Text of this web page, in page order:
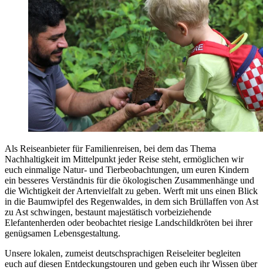
Als Reiseanbieter für Familienreisen, bei dem das Thema
Nachhaltigkeit im Mittelpunkt jeder Reise steht, ermöglichen wir
euch einmalige Natur- und Tierbeobachtungen, um euren Kindern
ein besseres Verständnis für die ökologischen Zusammenhänge und
die Wichtigkeit der Artenvielfalt zu geben. Werft mit uns einen Blick
in die Baumwipfel des Regenwaldes, in dem sich Brüllaffen von Ast
zu Ast schwingen, bestaunt majestätisch vorbeiziehende
Elefantenherden oder beobachtet riesige Landschildkröten bei ihrer
genügsamen Lebensgestaltung.
Unsere lokalen, zumeist deutschsprachigen Reiseleiter begleiten
euch auf diesen Entdeckungstouren und geben euch ihr Wissen über